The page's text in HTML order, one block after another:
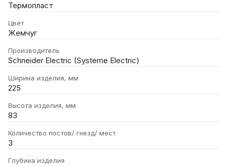
Термопласт
Цвет
Жемчуг
Производитель
Schneider Electric (Systeme Electric)
Ширина изделия, мм
225
Высота изделия, мм
83
Количество постов/ гнезд/ мест
3
Глубина изделия